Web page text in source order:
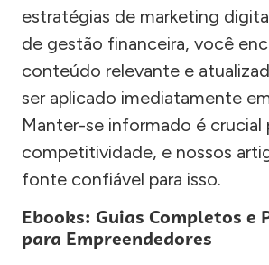
estratégias de marketing
de gestão financeira, você
conteúdo relevante e
ser aplicado imediatamente
Manter-se informado é crucial
competitividade, e nossos
fonte confiável para isso.
Ebooks: Guias Completos e
para Empreendedores